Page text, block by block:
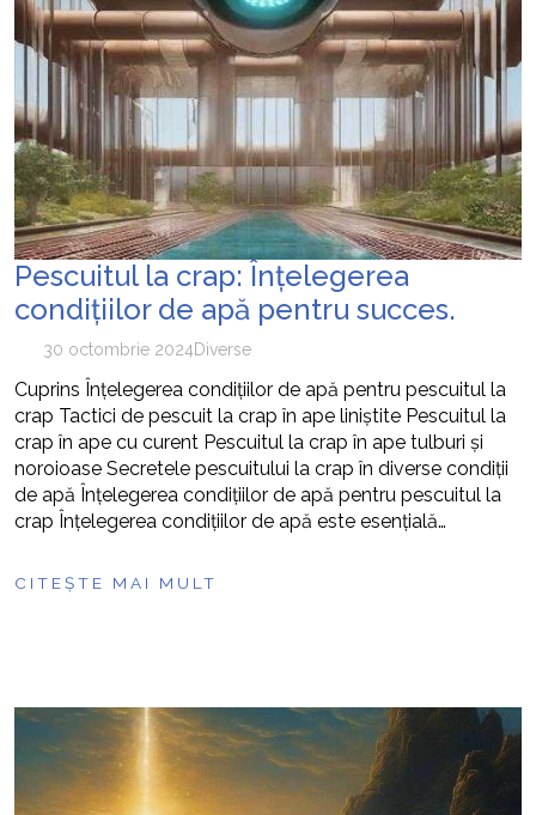
Pescuitul la crap: Înțelegerea
condițiilor de apă pentru succes.
30 octombrie 2024Diverse
Cuprins Înțelegerea condițiilor de apă pentru pescuitul la
crap Tactici de pescuit la crap în ape liniștite Pescuitul la
crap în ape cu curent Pescuitul la crap în ape tulburi și
noroioase Secretele pescuitului la crap în diverse condiții
de apă Înțelegerea condițiilor de apă pentru pescuitul la
crap Înțelegerea condițiilor de apă este esențială…
CITEȘTE MAI MULT